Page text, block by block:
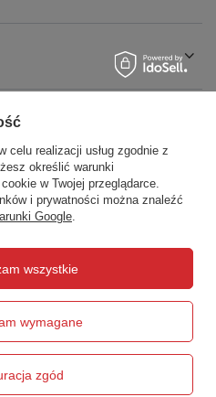
25,15-727Białystok
ceny brutto (z VAT).
celu realizacji usług zgodnie z
określić warunki
w Twojej przeglądarce.
i prywatności można znaleźć
Google.
wymagane
zgód
wszystkie